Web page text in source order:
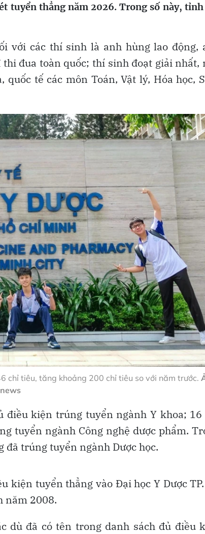
tuyển thẳng năm 2026. Trong số này, tỉnh
với các thí sinh là anh hùng lao động,
đua toàn quốc; thí sinh đoạt giải nhất,
tế các môn Toán, Vật lý, Hóa học,
chỉ tiêu, tăng khoảng 200 chỉ tiêu so với năm trước.
điều kiện trúng tuyển ngành Y khoa;
tuyển ngành Công nghệ dược phẩm.
đã trúng tuyển ngành Dược học.
kiện tuyển thẳng vào Đại học Y Dược
năm 2008.
dù đã có tên trong danh sách đủ điều